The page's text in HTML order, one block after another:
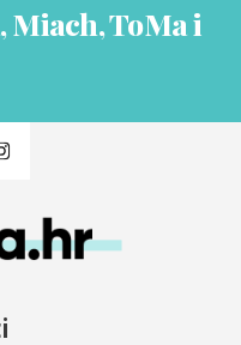
Miach, ToMa i